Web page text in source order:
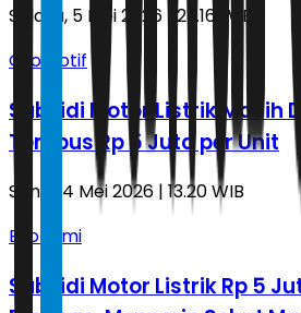
Selasa, 5 Mei 2026 | 23.16 WIB
Otomotif
Subsidi Motor Listrik Masih
Tembus Rp 5 Juta per Unit
Senin, 4 Mei 2026 | 13.20 WIB
Ekonomi
Subsidi Motor Listrik Rp 5